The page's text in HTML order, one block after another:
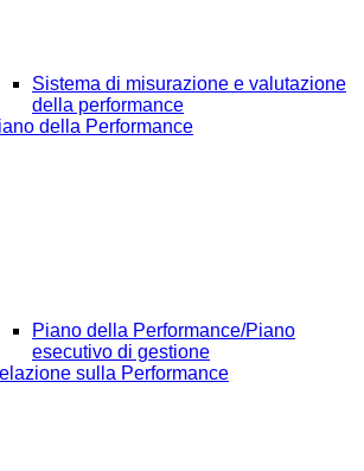
Sistema di misurazione e valutazione
della performance
della Performance
Piano della Performance/Piano
esecutivo di gestione
sulla Performance